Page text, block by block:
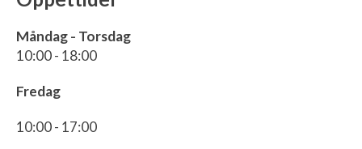
Måndag - Torsdag
10:00 - 18:00
Fredag
10:00 - 17:00